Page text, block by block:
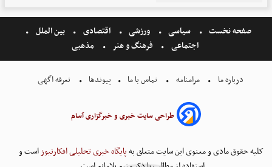
صفحه نخست سیاسی ورزشی اقتصادی
بین الملل
اجتماعی
فرهنگ و هنر مذهبی
درباره ما مرامنامه تماس با ما پیوندها تعرفه اگهی
طراحی سایت خبری و خبرگزاری آسام
کلیه حقوق مادی و معنوی این سایت متعلق بهپایگاه خبری تحلیلی افکارنیوزاست و